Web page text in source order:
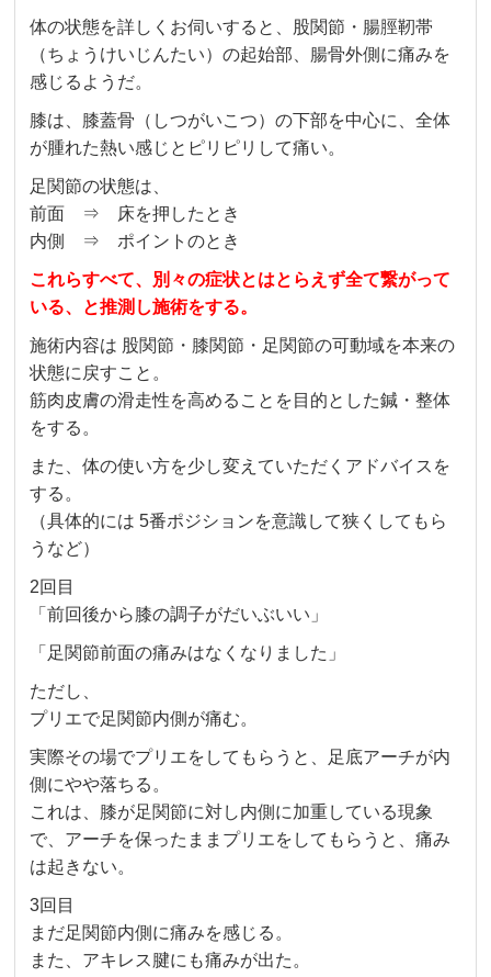
体の状態を詳しくお伺いすると、股関節・腸脛靭帯
（ちょうけいじんたい）の起始部、腸骨外側に痛みを
感じるようだ。
膝は、膝蓋骨（しつがいこつ）の下部を中心に、全体
が腫れた熱い感じとピリピリして痛い。
足関節の状態は、
前面 ⇒ 床を押したとき
内側 ⇒ ポイントのとき
これらすべて、別々の症状とはとらえず全て繋がって
いる、と推測し施術をする。
施術内容は 股関節・膝関節・足関節の可動域を本来の
状態に戻すこと。
筋肉皮膚の滑走性を高めることを目的とした鍼・整体
をする。
また、体の使い方を少し変えていただくアドバイスを
する。
（具体的には 5番ポジションを意識して狭くしてもら
うなど）
2回目
「前回後から膝の調子がだいぶいい」
「足関節前面の痛みはなくなりました」
ただし、
プリエで足関節内側が痛む。
実際その場でプリエをしてもらうと、
足底アーチが内
側にやや落ちる。
これは、膝が足関節に対し内側に加重している現象
で、アーチを保ったままプリエをしてもらうと、痛み
は起きない。
3回目
まだ足関節内側に痛みを感じる。
また、アキレス腱にも痛みが出た。